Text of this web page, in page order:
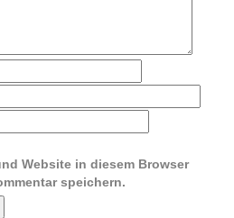
Website in diesem Browser
speichern.